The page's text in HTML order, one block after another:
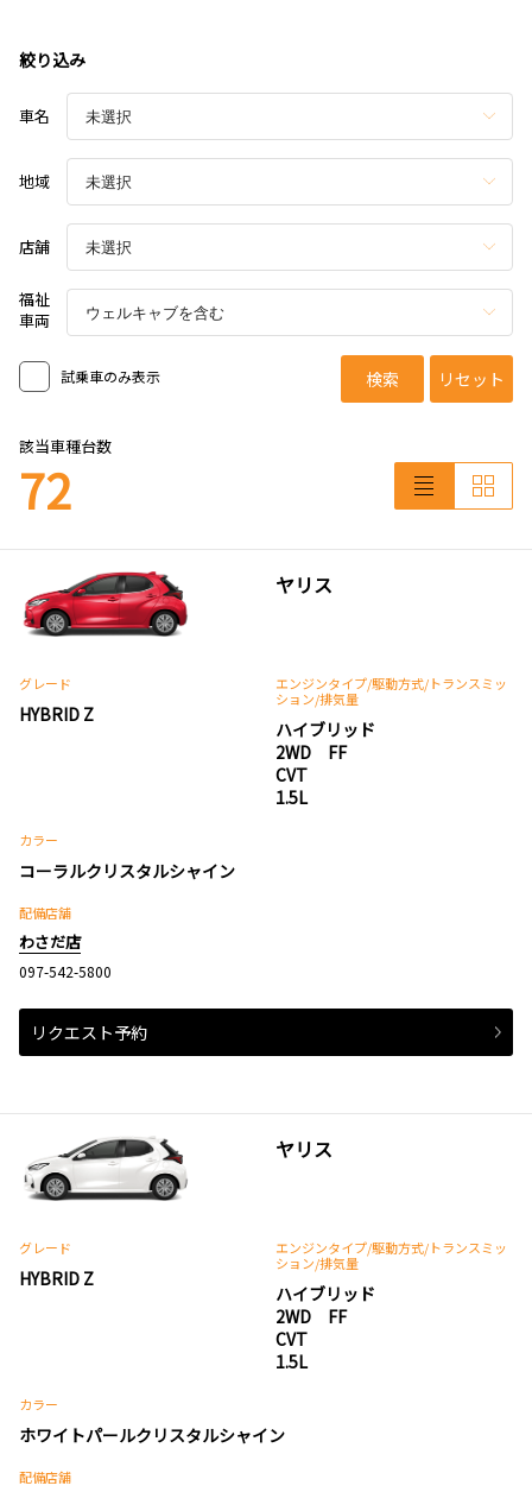
絞り込み
車名
地域
店舗
福祉
車両
試乗車のみ表示 検索 リセット
該当車種台数
72
ヤリス
グレード
HYBRID Z
エンジンタイプ/駆動方式/トランスミッ
ション/排気量
ハイブリッド
2WD FF
CVT
1.5L
カラー
コーラルクリスタルシャイン
配備店舗
わさだ店
097-542-5800
リクエスト予約
ヤリス
グレード
HYBRID Z
エンジンタイプ/駆動方式/トランスミッ
ション/排気量
ハイブリッド
2WD FF
CVT
1.5L
カラー
ホワイトパールクリスタルシャイン
配備店舗